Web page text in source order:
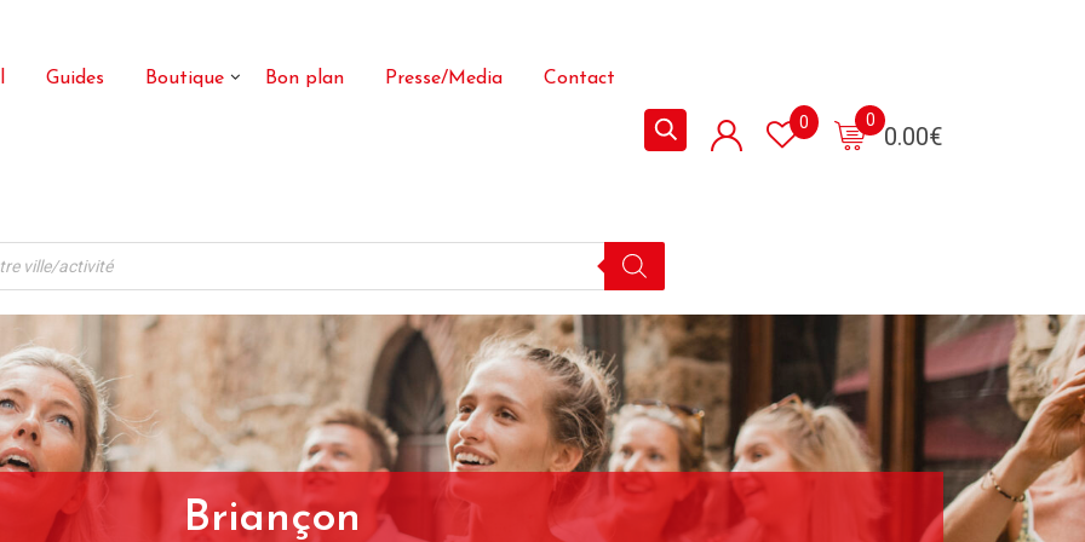
Guides Boutique Bon plan Presse/Media Contact
0.00€
0
0
Briançon